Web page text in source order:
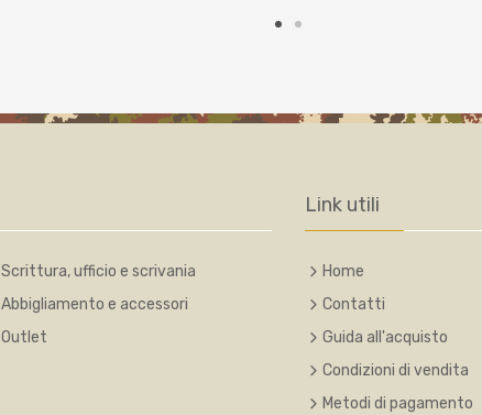
Scrittura, ufficio e scrivania
Abbigliamento e accessori
Outlet
Link utili
Home
Contatti
Guida all'acquisto
Condizioni di vendita
Metodi di pagamento